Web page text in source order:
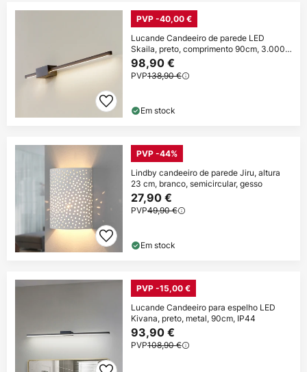
PVP -40,00 €
Lucande Candeeiro de parede LED
Skaila, preto, comprimento 90cm, 3.000
K
98,90 €
PVP138,90 €
Em stock
PVP -44%
Lindby candeeiro de parede Jiru, altura
23 cm, branco, semicircular, gesso
27,90 €
PVP49,90 €
Em stock
PVP -15,00 €
Lucande Candeeiro para espelho LED
Kivana, preto, metal, 90cm, IP44
93,90 €
PVP108,90 €